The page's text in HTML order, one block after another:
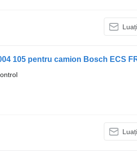
105 pentru camion Bosch ECS